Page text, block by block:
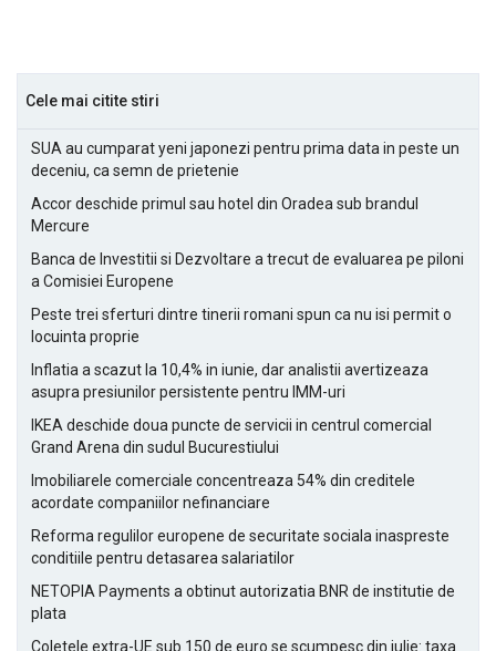
Cele mai citite stiri
SUA au cumparat yeni japonezi pentru prima data in peste un
deceniu, ca semn de prietenie
Accor deschide primul sau hotel din Oradea sub brandul
Mercure
Banca de Investitii si Dezvoltare a trecut de evaluarea pe piloni
a Comisiei Europene
Peste trei sferturi dintre tinerii romani spun ca nu isi permit o
locuinta proprie
Inflatia a scazut la 10,4% in iunie, dar analistii avertizeaza
asupra presiunilor persistente pentru IMM-uri
IKEA deschide doua puncte de servicii in centrul comercial
Grand Arena din sudul Bucurestiului
Imobiliarele comerciale concentreaza 54% din creditele
acordate companiilor nefinanciare
Reforma regulilor europene de securitate sociala inaspreste
conditiile pentru detasarea salariatilor
NETOPIA Payments a obtinut autorizatia BNR de institutie de
plata
Coletele extra-UE sub 150 de euro se scumpesc din iulie: taxa